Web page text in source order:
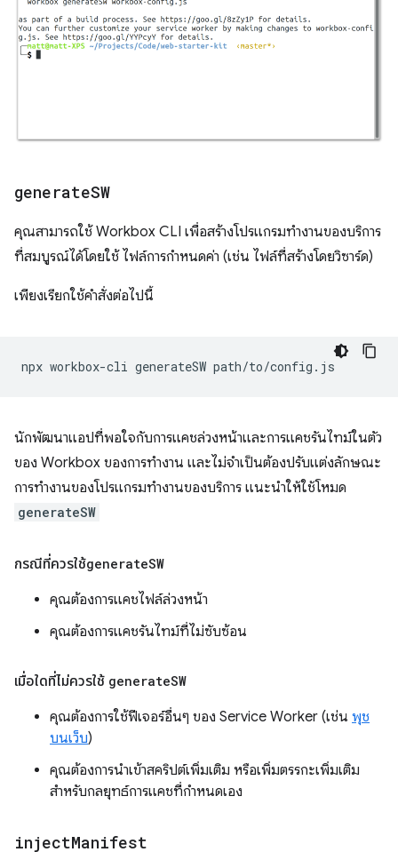
generateSW
คุณสามารถใช้ Workbox CLI เพื่อสร้างโปรแกรมทำงานของบริการ
ที่สมบูรณ์ได้โดยใช้ ไฟล์การกำหนดค่า (เช่น ไฟล์ที่สร้างโดยวิซาร์ด)
เพียงเรียกใช้คำสั่งต่อไปนี้
npx workbox-cli generateSW
นักพัฒนาแอปที่พอใจกับการแคชล่วงหน้าและการแคชรันไทม์ในตัว
ของ Workbox ของการทำงาน และไม่จำเป็นต้องปรับแต่งลักษณะ
การทำงานของโปรแกรมทำงานของบริการ แนะนำให้ใช้โหมด
generateSW
กรณีที่ควรใช้generateSW
คุณต้องการแคชไฟล์ล่วงหน้า
คุณต้องการแคชรันไทม์ที่ไม่ซับซ้อน
เมื่อใดที่ไม่ควรใช้ generateSW
คุณต้องการใช้ฟีเจอร์อื่นๆ ของ Service Worker (เช่น พุช
บนเว็บ)
คุณต้องการนำเข้าสคริปต์เพิ่มเติม หรือเพิ่มตรรกะเพิ่มเติม
สำหรับกลยุทธ์การแคชที่กำหนดเอง
injectManifest